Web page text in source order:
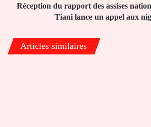
Tiani
appel
aux
Réception du rapport des assises
Tiani lance un appel aux
Articles similaires